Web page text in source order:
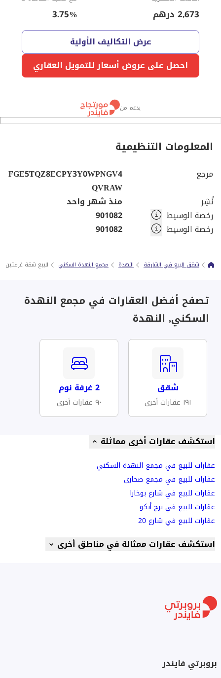
2,673 درهم 3.75%
عرض التكاليف الأولية
احصل على عروض أسعار للتمويل العقاري
بدعم من
المعلومات التنظيمية
مرجع
FGE5TQZ8ECPY3Y0WPNGV4
QVRAW
نُشِر
منذ شهر واحد
رخصة الوسيط
901082
رخصة الوسيط
901082
شقق للبيع في الشارقة النهدة مجمع النهدة السكني للبيع شقة غرفتين
تصفح أفضل العقارات في مجمع النهدة
السكني, النهدة
شقق
١٩١ عقارات أخرى
2 غرفة نوم
٩٠ عقارات أخرى
استكشف عقارات أخرى مماثلة
عقارات للبيع في مجمع النهدة السكني
عقارات للبيع في مجمع صحارى
عقارات للبيع في شارع بوخارا ​
عقارات للبيع في برج أبكو
عقارات للبيع في شارع 20 ​
استكشف عقارات ممثالة في مناطق أخرى
بروبرتي فايندر